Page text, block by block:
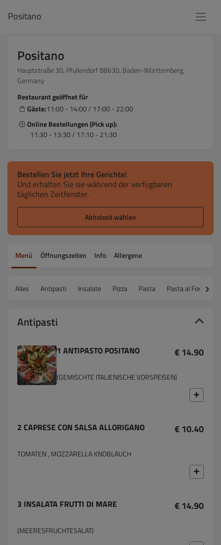
Positano
Positano
Hauptstraße 30, Pfullendorf 88630, Baden-Württemberg,
Germany
Restaurant geöffnet für
Gäste:11:00 - 14:00 / 17:00 - 22:00
Online Bestellungen (Pick up):
11:30 - 13:30 / 17:10 - 21:30
Bestellen Sie jetzt Ihre Gerichte!
Und erhalten Sie sie während der verfügbaren
täglichen Zeitfenster.
Abholzeit wählen
Menü Öffnungszeiten Info Allergene
Alles Antipasti Insalate Pizza Pasta Pasta al Forno -
Antipasti
1 ANTIPASTO POSITANO € 14.90
(GEMISCHTE ITALIENISCHE VORSPEISEN)
2 CAPRESE CON SALSA ALLORIGANO € 10.40
TOMATEN , MOZZARELLA KNOBLAUCH
3 INSALATA FRUTTI DI MARE € 14.90
(MEERESFRUCHTESALAT)